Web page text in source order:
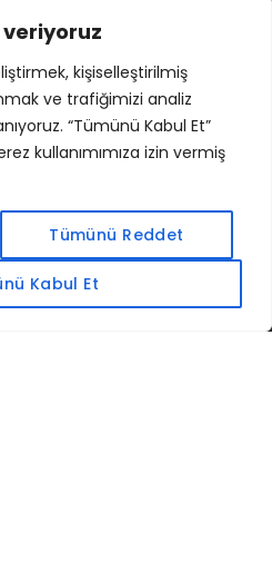
kişiselleştirilmiş
ve trafiğimizi analiz
“Tümünü Kabul Et”
kullanımımıza izin vermiş
Tümünü Reddet
Kabul Et
MAXIMUMPCGUIDES